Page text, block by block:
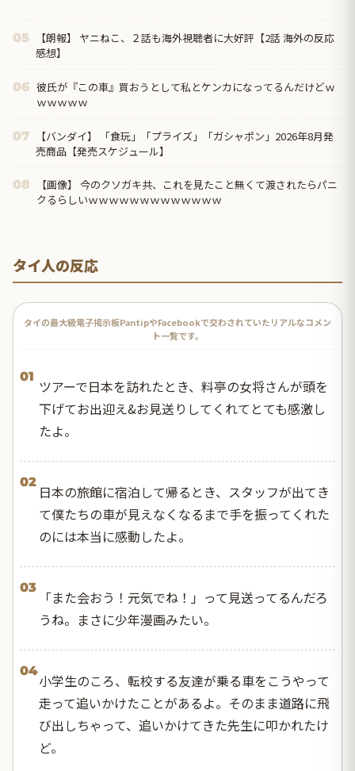
05
【朗報】 ヤニねこ、２話も海外視聴者に大好評【2話 海外の反応
感想】
06 彼氏が『この車』買おうとして私とケンカになってるんだけどｗ
ｗｗｗｗｗ
07
【バンダイ】 「食玩」「プライズ」「ガシャポン」2026年8月発
売商品【発売スケジュール】
08
【画像】 今のクソガキ共、これを見たこと無くて渡されたらパニ
クるらしいｗｗｗｗｗｗｗｗｗｗｗｗｗ
タイ人の反応
タイの最大級電子掲示板PantipやFacebookで交わされていたリアルなコメン
ト一覧です。
01
ツアーで日本を訪れたとき、料亭の女将さんが頭を
下げてお出迎え&お見送りしてくれてとても感激し
たよ。
02
日本の旅館に宿泊して帰るとき、スタッフが出てき
て僕たちの車が見えなくなるまで手を振ってくれた
のには本当に感動したよ。
03
「また会おう！元気でね！」って見送ってるんだろ
うね。まさに少年漫画みたい。
04
小学生のころ、転校する友達が乗る車をこうやって
走って追いかけたことがあるよ。そのまま道路に飛
び出しちゃって、追いかけてきた先生に叩かれたけ
ど。